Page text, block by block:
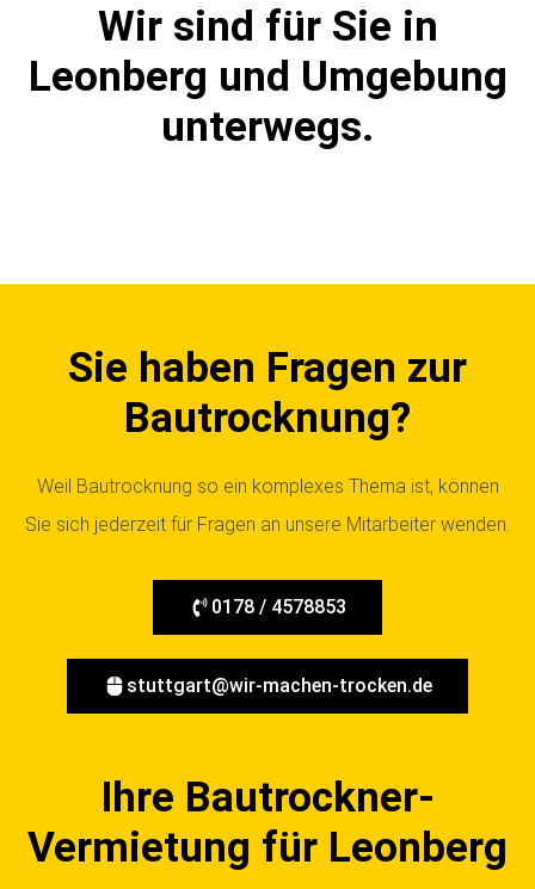
Wir sind für Sie in
Leonberg und Umgebung
unterwegs.
Sie haben Fragen zur
Bautrocknung?
Weil Bautrocknung so ein komplexes Thema ist, können
Sie sich jederzeit für Fragen an unsere Mitarbeiter wenden.
0178 / 4578853
stuttgart@wir-machen-trocken.de
Ihre Bautrockner-
Vermietung für Leonberg